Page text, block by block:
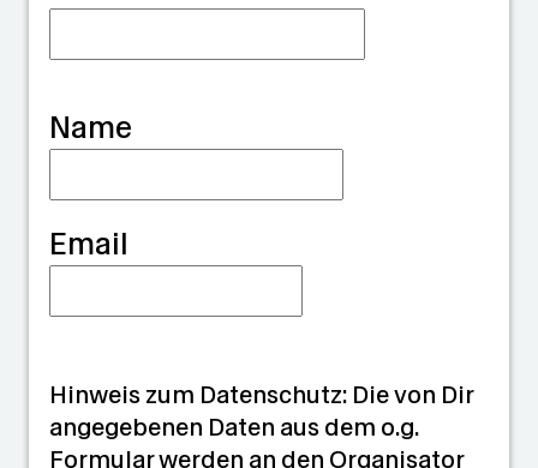
Name
Email
d
n
Hinweis zum Datenschutz: Die von Dir
angegebenen Daten aus dem o.g.
Formular werden an den Organisator